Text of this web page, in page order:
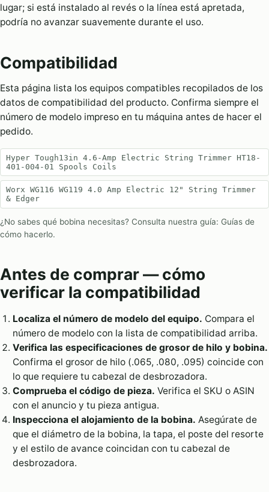
lugar; si está instalado al revés o la línea está apretada,
podría no avanzar suavemente durante el uso.
Compatibilidad
Esta página lista los equipos compatibles recopilados de los
datos de compatibilidad del producto. Confirma siempre el
número de modelo impreso en tu máquina antes de hacer el
pedido.
Hyper Tough13in 4.6-Amp Electric String Trimmer HT18-
401-004-01 Spools Coils
Worx WG116 WG119 4.0 Amp Electric 12" String Trimmer
& Edger
¿No sabes qué bobina necesitas? Consulta nuestra guía: Guías de
cómo hacerlo.
Antes de comprar — cómo
verificar la compatibilidad
Localiza el número de modelo del equipo. Compara el
número de modelo con la lista de compatibilidad arriba.
Verifica las especificaciones de grosor de hilo y bobina.
Confirma el grosor de hilo (.065, .080, .095) coincide con
lo que requiere tu cabezal de desbrozadora.
Comprueba el código de pieza. Verifica el SKU o ASIN
con el anuncio y tu pieza antigua.
Inspecciona el alojamiento de la bobina. Asegúrate de
que el diámetro de la bobina, la tapa, el poste del resorte
y el estilo de avance coincidan con tu cabezal de
desbrozadora.